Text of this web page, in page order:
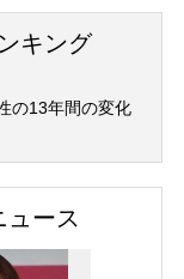
キング
の13年間の変化
ュース